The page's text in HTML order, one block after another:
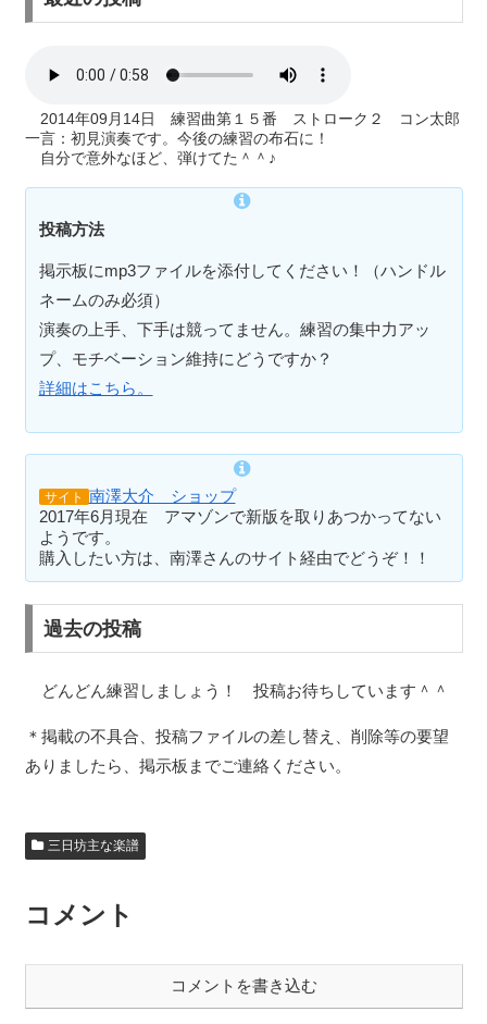
2014年09月14日 練習曲第１５番 ストローク２ コン太郎
一言：初見演奏です。今後の練習の布石に！
自分で意外なほど、弾けてた＾＾♪
投稿方法
掲示板にmp3ファイルを添付してください！（ハンドル
ネームのみ必須）
演奏の上手、下手は競ってません。練習の集中力アッ
プ、モチベーション維持にどうですか？
詳細はこちら。
サイト 南澤大介 ショップ
2017年6月現在 アマゾンで新版を取りあつかってない
ようです。
購入したい方は、南澤さんのサイト経由でどうぞ！！
過去の投稿
どんどん練習しましょう！ 投稿お待ちしています＾＾
＊掲載の不具合、投稿ファイルの差し替え、削除等の要望
ありましたら、掲示板までご連絡ください。
三日坊主な楽譜
コメント
コメントを書き込む